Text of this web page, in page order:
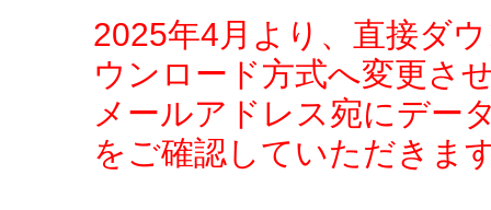
2025年4月より、直接ダ
ウンロード方式へ変更さ
メールアドレス宛にデー
をご確認していただきま